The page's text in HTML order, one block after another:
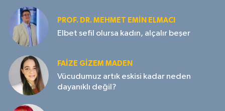
PROF. DR. MEHMET EMIN ELMACI
Elbet sefil olursa kadın, alçalır beşer
FAIZE GIZEM MADEN
Vücudumuz artık eskisi kadar neden
dayanıklı değil?